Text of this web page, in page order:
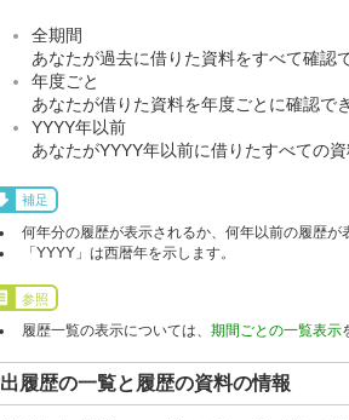
全期間
あなたが過去に借りた資料をすべて確認
年度ごと
あなたが借りた資料を年度ごとに確認で
YYYY年以前
あなたがYYYY年以前に借りたすべての資
補足
何年分の履歴が表示されるか、何年以前の履歴が
「YYYY」は西暦年を示します。
参照
履歴一覧の表示については、期間ごとの一覧表示
履歴の一覧と履歴の資料の情報